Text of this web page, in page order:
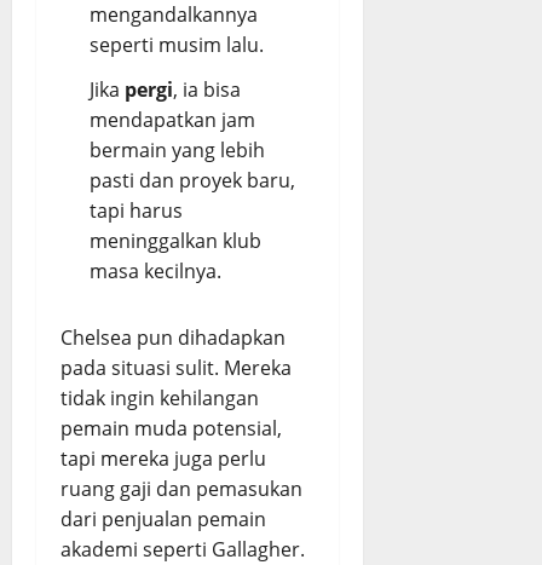
mengandalkannya
seperti musim lalu.
Jika pergi, ia bisa
mendapatkan jam
bermain yang lebih
pasti dan proyek baru,
tapi harus
meninggalkan klub
masa kecilnya.
Chelsea pun dihadapkan
pada situasi sulit. Mereka
tidak ingin kehilangan
pemain muda potensial,
tapi mereka juga perlu
ruang gaji dan pemasukan
dari penjualan pemain
akademi seperti Gallagher.